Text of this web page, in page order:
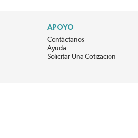
APOYO
Contáctanos
Ayuda
Solicitar Una Cotización